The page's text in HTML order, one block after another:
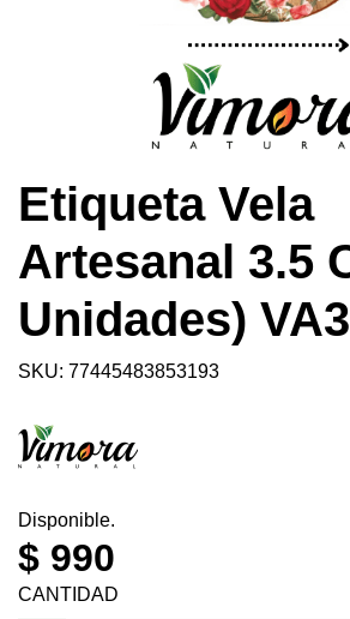
Etiqueta Vela
Artesanal 3.5
Unidades) VA3
SKU: 77445483853193
Disponible.
$ 990
CANTIDAD